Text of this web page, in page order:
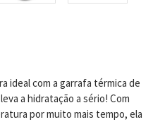
ideal com a garrafa térmica de
a hidratação a sério! Com
por muito mais tempo, ela